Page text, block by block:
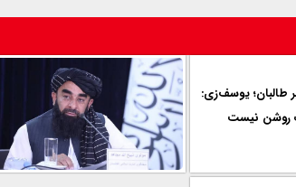
طالبان؛ یوسف‌زی:
روشن نیست